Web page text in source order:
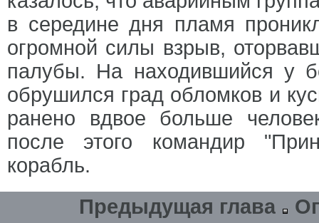
в середине дня пламя
огромной силы взрыв,
палубы. На находившийся у
обрушился град обломков и
ранено вдвое больше
после этого командир
корабль.
Предыдущая глава